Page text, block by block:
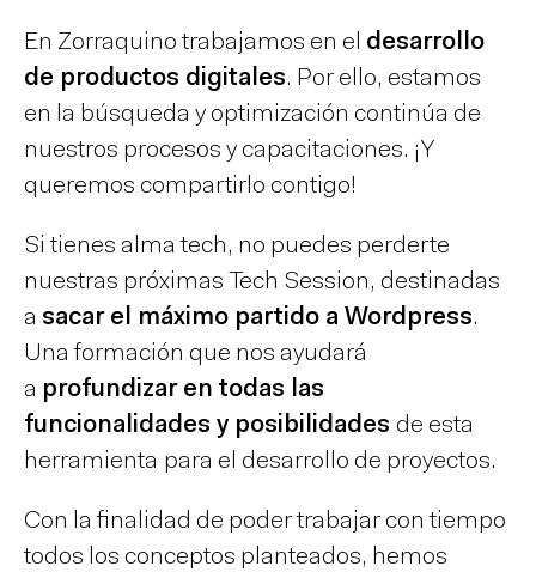
En Zorraquino trabajamos en el desarrollo
de productos digitales. Por ello, estamos
en la búsqueda y optimización continúa de
nuestros procesos y capacitaciones. ¡Y
queremos compartirlo contigo!
Si tienes alma tech, no puedes perderte
nuestras próximas Tech Session, destinadas
a sacar el máximo partido a Wordpress.
Una formación que nos ayudará
a profundizar en todas las
funcionalidades y posibilidades de esta
herramienta para el desarrollo de proyectos.
Con la finalidad de poder trabajar con tiempo
todos los conceptos planteados, hemos